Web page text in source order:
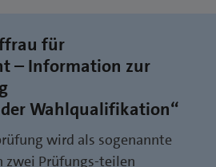
für
– Information zur
Wahlqualifikation“
wird als sogenannte
zwei Prüfungs-teilen